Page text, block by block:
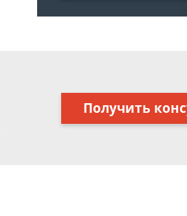
Получить